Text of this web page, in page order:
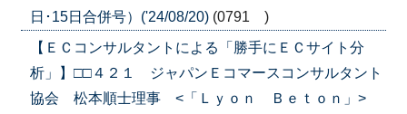
日･15日合併号）('24/08/20) (0791 )
【ＥＣコンサルタントによる「勝手にＥＣサイト分
析」】□□４２１ ジャパンＥコマースコンサルタント
協会 松本順士理事 <「Ｌｙｏｎ Ｂｅｔｏｎ」>